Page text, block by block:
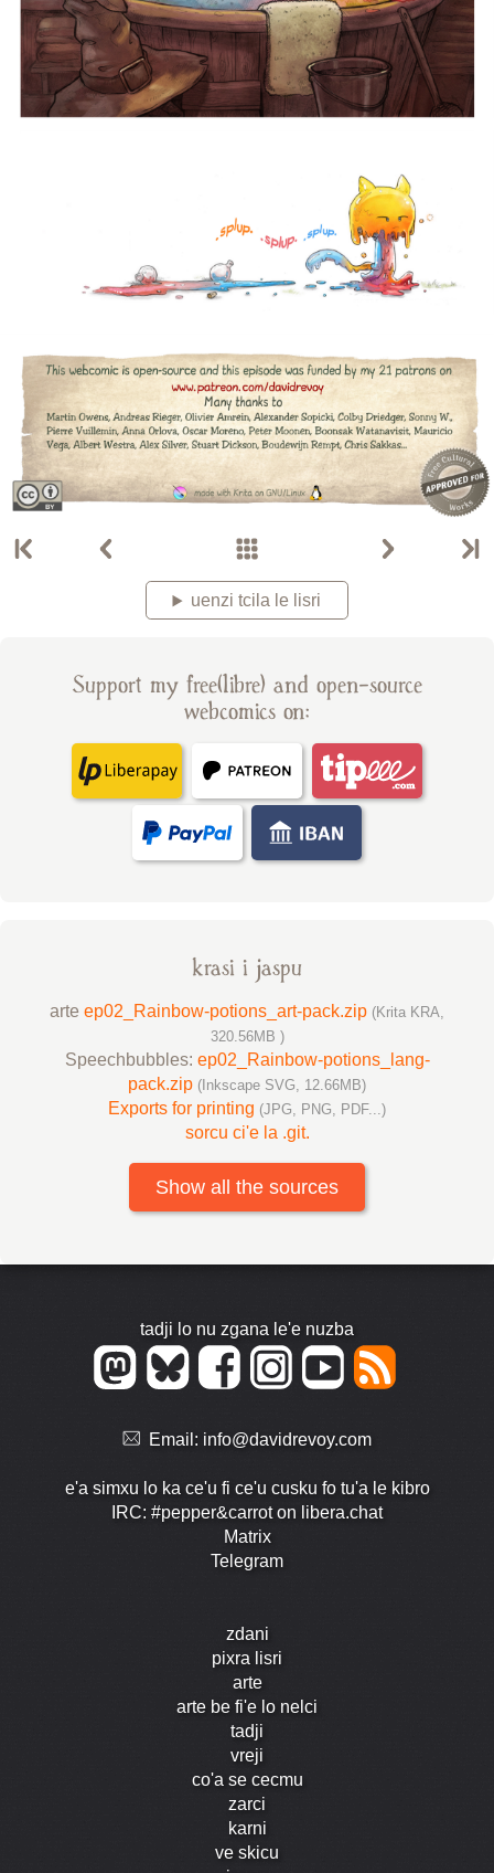
uenzi tcila le lisri
Support my free(libre) and open-source
webcomics on:
krasi i jaspu
arte ep02_Rainbow-potions_art-pack.zip (Krita KRA,
320.56MB )
Speechbubbles: ep02_Rainbow-potions_lang-
pack.zip (Inkscape SVG, 12.66MB)
Exports for printing (JPG, PNG, PDF...)
sorcu ci'e la .git.
Show all the sources
tadji lo nu zgana le'e nuzba
Email: info@davidrevoy.com
e'a simxu lo ka ce'u fi ce'u cusku fo tu'a le kibro
IRC: #pepper&carrot on libera.chat
Matrix
Telegram
zdani
pixra lisri
arte
arte be fi'e lo nelci
tadji
vreji
co'a se cecmu
zarci
karni
ve skicu